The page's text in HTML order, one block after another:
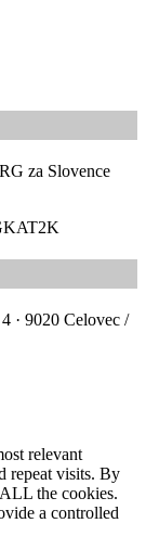
za Slovence
· 9020 Celovec /
relevant
repeat visits. By
the cookies.
a controlled